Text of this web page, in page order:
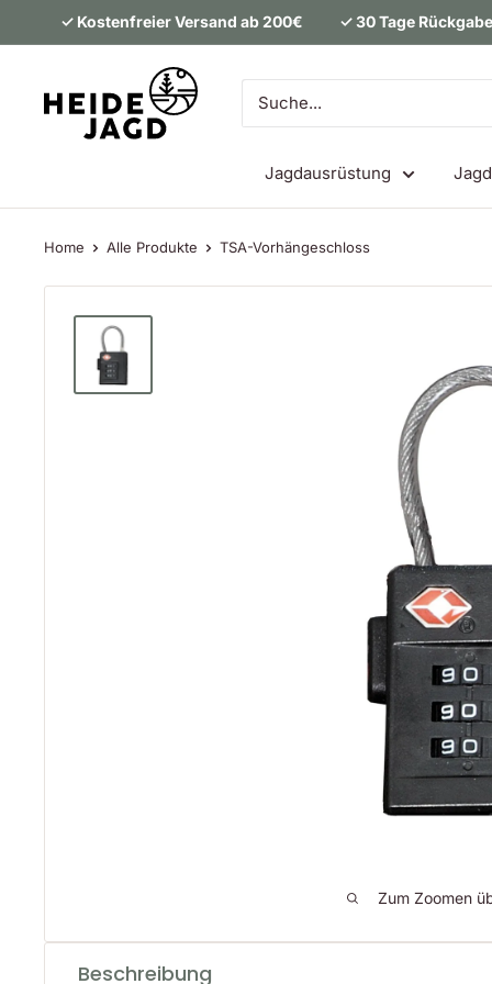
zum
✓ Kostenfreier Versand ab 200€ ✓ 30 Tage
Jagdausrüstung
Home Alle Produkte TSA-Vorhängeschloss
Zum Zoomen
Beschreibung